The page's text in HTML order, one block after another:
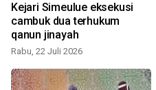
Kejari Simeulue eksekusi
cambuk dua terhukum
qanun jinayah
Rabu, 22 Juli 2026